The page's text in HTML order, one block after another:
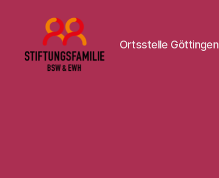
Ortsstelle Göttingen